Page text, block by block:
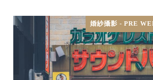
婚紗攝影 - PRE